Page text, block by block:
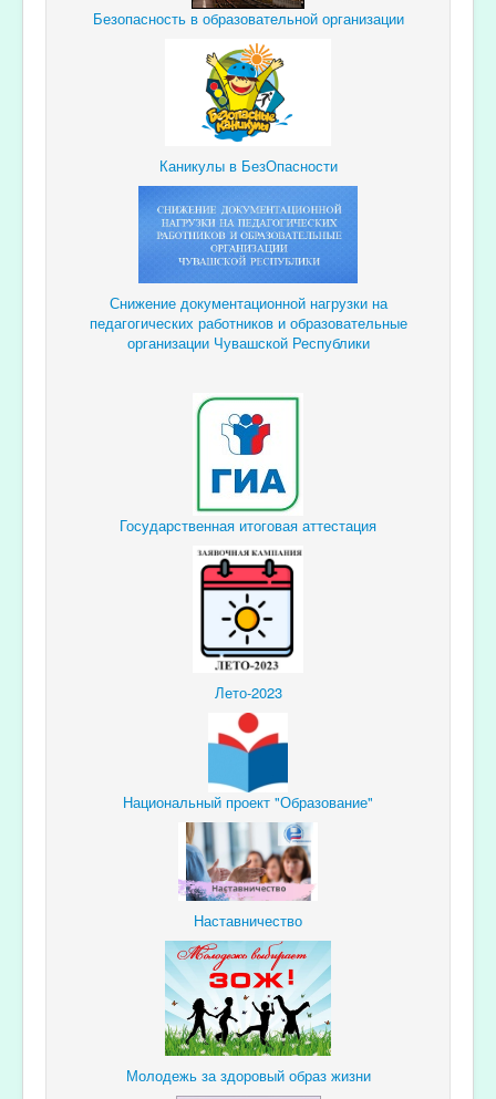
Безопасность в образовательной организации
Каникулы в БезОпасности
Снижение документационной нагрузки на
педагогических работников и образовательные
организации Чувашской Республики
Государственная итоговая аттестация
Лето-2023
Национальный проект "Образование"
Наставничество
Молодежь за здоровый образ жизни